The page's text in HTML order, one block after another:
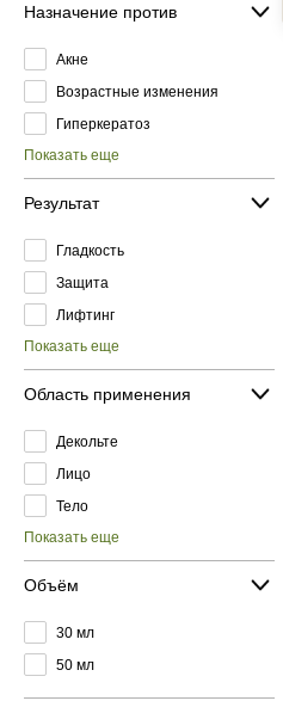
Назначение против
Акне
Возрастные изменения
Гиперкератоз
Показать еще
Результат
Гладкость
Защита
Лифтинг
Показать еще
Область применения
Декольте
Лицо
Тело
Показать еще
Объём
30 мл
50 мл